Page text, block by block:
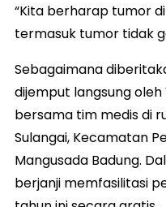
“Kita berharap tumor
termasuk tumor tidak
Sebagaimana
dijemput langsung oleh
bersama tim medis di
Sulangai, Kecamatan
Mangusada Badung.
berjanji memfasilitasi